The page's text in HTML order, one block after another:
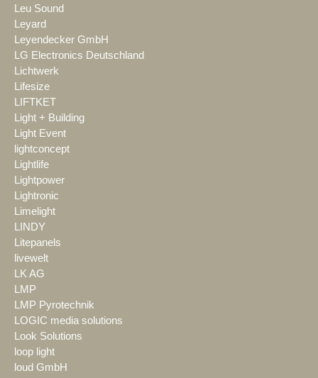
Leu Sound
Leyard
Leyendecker GmbH
LG Electronics Deutschland
Lichtwerk
Lifesize
LIFTKET
Light + Building
Light Event
lightconcept
Lightlife
Lightpower
Lightronic
Limelight
LINDY
Litepanels
livewelt
LK AG
LMP
LMP Pyrotechnik
LOGIC media solutions
Look Solutions
loop light
loud GmbH